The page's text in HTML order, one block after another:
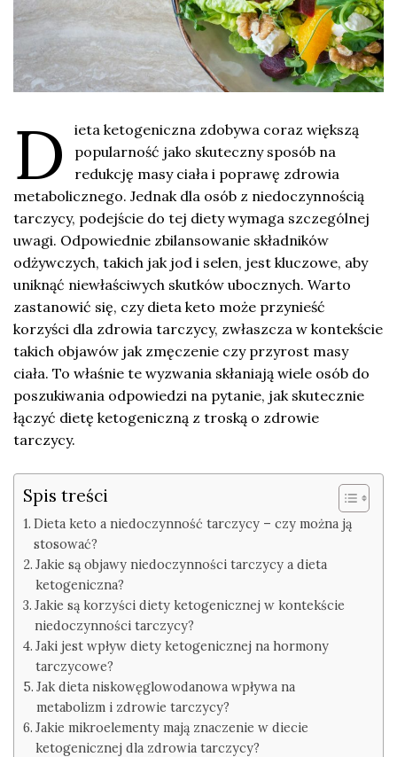
D
ieta ketogeniczna zdobywa coraz większą
popularność jako skuteczny sposób na
redukcję masy ciała i poprawę zdrowia
metabolicznego. Jednak dla osób z niedoczynnością
tarczycy, podejście do tej diety wymaga szczególnej
uwagi. Odpowiednie zbilansowanie składników
odżywczych, takich jak jod i selen, jest kluczowe, aby
uniknąć niewłaściwych skutków ubocznych. Warto
zastanowić się, czy dieta keto może przynieść
korzyści dla zdrowia tarczycy, zwłaszcza w kontekście
takich objawów jak zmęczenie czy przyrost masy
ciała. To właśnie te wyzwania skłaniają wiele osób do
poszukiwania odpowiedzi na pytanie, jak skutecznie
łączyć dietę ketogeniczną z troską o zdrowie
tarczycy.
Spis treści
Dieta keto a niedoczynność tarczycy – czy można ją
stosować?
Jakie są objawy niedoczynności tarczycy a dieta
ketogeniczna?
Jakie są korzyści diety ketogenicznej w kontekście
niedoczynności tarczycy?
Jaki jest wpływ diety ketogenicznej na hormony
tarczycowe?
Jak dieta niskowęglowodanowa wpływa na
metabolizm i zdrowie tarczycy?
Jakie mikroelementy mają znaczenie w diecie
ketogenicznej dla zdrowia tarczycy?